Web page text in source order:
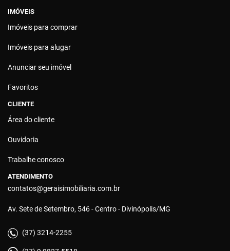
IMÓVEIS
Imóveis para comprar
Imóveis para alugar
Anunciar seu imóvel
Favoritos
CLIENTE
Área do cliente
Ouvidoria
Trabalhe conosco
ATENDIMENTO
contatos@geraisimobiliaria.com.br
Av. Sete de Setembro, 546 - Centro - Divinópolis/MG
(37) 3214-2255